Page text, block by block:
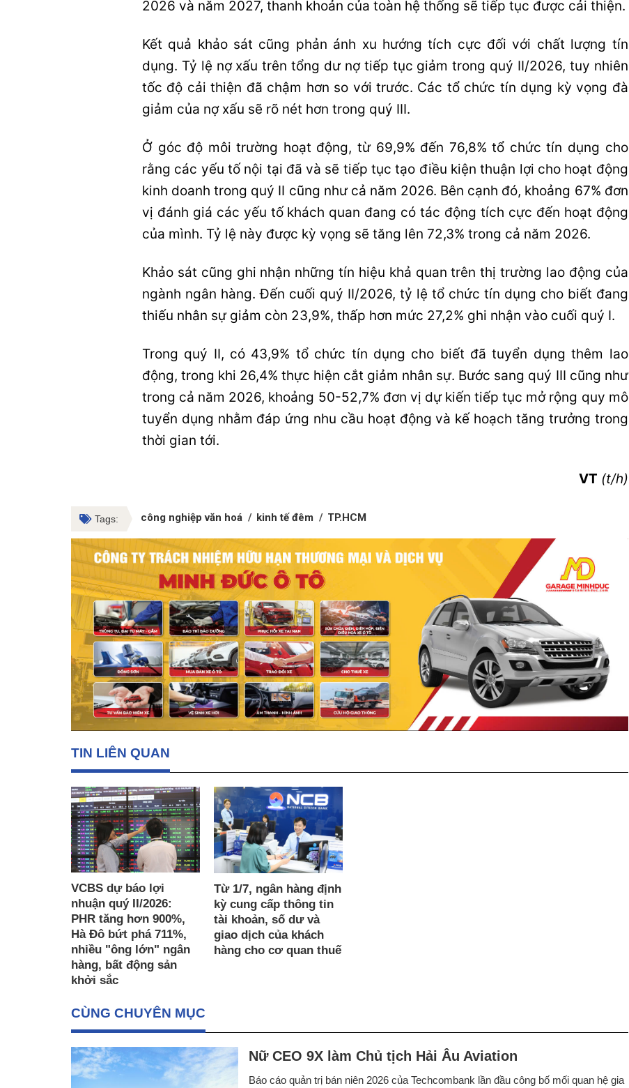
2026 và năm 2027, thanh khoản của toàn hệ thống sẽ tiếp tục được cải thiện.
Kết quả khảo sát cũng phản ánh xu hướng tích cực đối với chất lượng tín
dụng. Tỷ lệ nợ xấu trên tổng dư nợ tiếp tục giảm trong quý II/2026, tuy nhiên
tốc độ cải thiện đã chậm hơn so với trước. Các tổ chức tín dụng kỳ vọng đà
giảm của nợ xấu sẽ rõ nét hơn trong quý III.
Ở góc độ môi trường hoạt động, từ 69,9% đến 76,8% tổ chức tín dụng cho
rằng các yếu tố nội tại đã và sẽ tiếp tục tạo điều kiện thuận lợi cho hoạt động
kinh doanh trong quý II cũng như cả năm 2026. Bên cạnh đó, khoảng 67% đơn
vị đánh giá các yếu tố khách quan đang có tác động tích cực đến hoạt động
của mình. Tỷ lệ này được kỳ vọng sẽ tăng lên 72,3% trong cả năm 2026.
Khảo sát cũng ghi nhận những tín hiệu khả quan trên thị trường lao động của
ngành ngân hàng. Đến cuối quý II/2026, tỷ lệ tổ chức tín dụng cho biết đang
thiếu nhân sự giảm còn 23,9%, thấp hơn mức 27,2% ghi nhận vào cuối quý I.
Trong quý II, có 43,9% tổ chức tín dụng cho biết đã tuyển dụng thêm lao
động, trong khi 26,4% thực hiện cắt giảm nhân sự. Bước sang quý III cũng như
trong cả năm 2026, khoảng 50-52,7% đơn vị dự kiến tiếp tục mở rộng quy mô
tuyển dụng nhằm đáp ứng nhu cầu hoạt động và kế hoạch tăng trưởng trong
thời gian tới.
VT (t/h)
Tags: công nghiệp văn hoá kinh tế đêm TP.HCM
TIN LIÊN QUAN
VCBS dự báo lợi
nhuận quý II/2026:
PHR tăng hơn 900%,
Hà Đô bứt phá 711%,
nhiều "ông lớn" ngân
hàng, bất động sản
khởi sắc
Từ 1/7, ngân hàng định
kỳ cung cấp thông tin
tài khoản, số dư và
giao dịch của khách
hàng cho cơ quan thuế
CÙNG CHUYÊN MỤC
Nữ CEO 9X làm Chủ tịch Hải Âu Aviation
Báo cáo quản trị bán niên 2026 của Techcombank lần đầu công bố mối quan hệ gia